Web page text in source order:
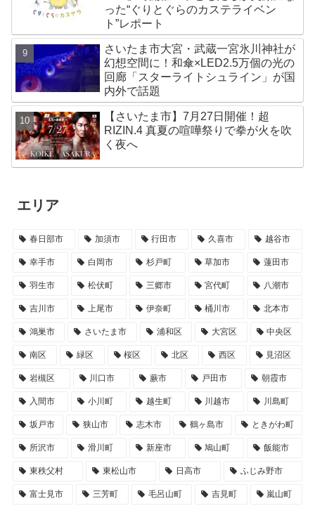
った“ぐりとぐらのカステライベン
ト”レポート
さいたま市大宮・武蔵一宮氷川神社が
幻想空間に！和傘×LED2.5万個の光の
回廊「スターライトシュライン」が国
内外で話題
【さいたま市】7月27日開催！超
RIZIN.4 真夏の喧嘩祭りで拳が火を吹
く夜へ
エリア
春日部市 加須市 行田市 久喜市 越谷市
幸手市 白岡市 杉戸町 草加市 蓮田市
羽生市 松伏町 三郷市 宮代町 八潮市
吉川市 上尾市 伊奈町 桶川市 北本市
鴻巣市 さいたま市 浦和区 大宮区 中央区
南区 緑区 桜区 北区 西区 見沼区
岩槻区 川口市 蕨市 戸田市 朝霞市
入間市 小川町 越生町 川越市 川島町
坂戸市 狭山市 志木市 鶴ヶ島市 ときがわ町
所沢市 滑川町 新座市 鳩山町 飯能市
東秩父村 東松山市 日高市 ふじみ野市
富士見市 三芳町 毛呂山町 吉見町 嵐山町